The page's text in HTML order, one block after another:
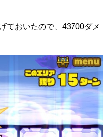
ておいたので、43700ダメ